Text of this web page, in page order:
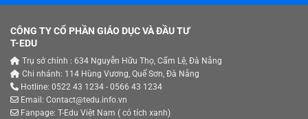
CÔNG TY CỔ PHẦN GIÁO DỤC VÀ ĐẦU TƯ
T-EDU
Trụ sở chính : 634 Nguyễn Hữu Thọ, Cẩm Lệ, Đà Nẵng
Chi nhánh: 114 Hùng Vương, Quế Sơn, Đà Nẵng
Hotline: 0522 43 1234 - 0566 43 1234
Email: Contact@tedu.info.vn
Fanpage: T-Edu Việt Nam ( có tích xanh)